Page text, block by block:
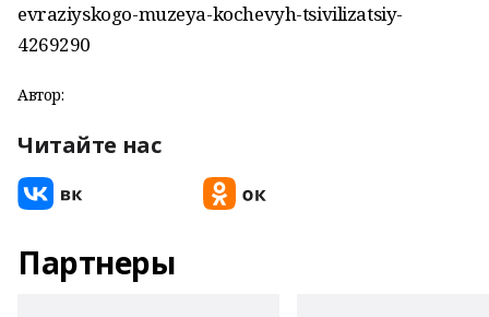
evraziyskogo-muzeya-kochevyh-tsivilizatsiy-
4269290
Автор:
Читайте нас
Партнеры